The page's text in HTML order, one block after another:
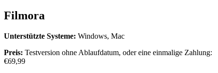
Filmora
Unterstützte Systeme: Windows, Mac
Preis: Testversion ohne Ablaufdatum, oder eine einmalige Zahlung:
€69,99